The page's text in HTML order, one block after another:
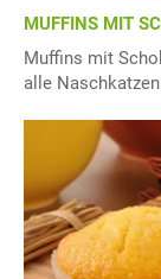
MUFFINS MIT
Muffins mit
alle